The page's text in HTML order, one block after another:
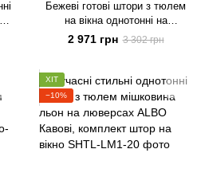
Бежеві готові штори з тюлем
на вікна однотонні на
люверсах ALBO в зал,
спальню, вітальню,
2 971 грн 3 302 грн
ХІТ
−10%